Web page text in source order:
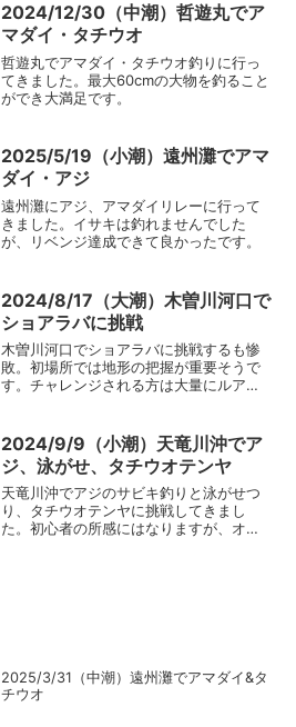
2024/12/30（中潮）哲遊丸でア
マダイ・タチウオ
哲遊丸でアマダイ・タチウオ釣りに行っ
てきました。最大60cmの大物を釣ること
ができ大満足です。
2025/5/19（小潮）遠州灘でアマ
ダイ・アジ
遠州灘にアジ、アマダイリレーに行って
きました。イサキは釣れませんでした
が、リベンジ達成できて良かったです。
2024/8/17（大潮）木曽川河口で
ショアラバに挑戦
木曽川河口でショアラバに挑戦するも惨
敗。初場所では地形の把握が重要そうで
す。チャレンジされる方は大量にルアー
2024/9/9（小潮）天竜川沖でア
ジ、泳がせ、タチウオテンヤ
天竜川沖でアジのサビキ釣りと泳がせつ
り、タチウオテンヤに挑戦してきまし
た。初心者の所感にはなりますが、オス
2025/3/31（中潮）遠州灘でアマダイ&タ
チウオ